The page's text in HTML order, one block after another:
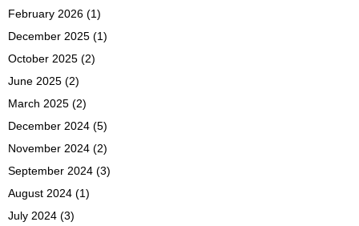
February 2026 (1)
December 2025 (1)
October 2025 (2)
June 2025 (2)
March 2025 (2)
December 2024 (5)
November 2024 (2)
September 2024 (3)
August 2024 (1)
July 2024 (3)